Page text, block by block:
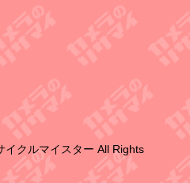
クルマイスター All Rights